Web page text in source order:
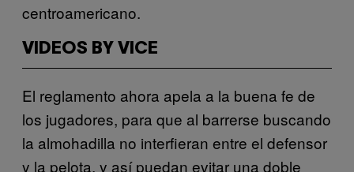
centroamericano.
VIDEOS BY VICE
El reglamento ahora apela a la buena fe de
los jugadores, para que al barrerse buscando
la almohadilla no interfieran entre el defensor
y la pelota, y así puedan evitar una doble